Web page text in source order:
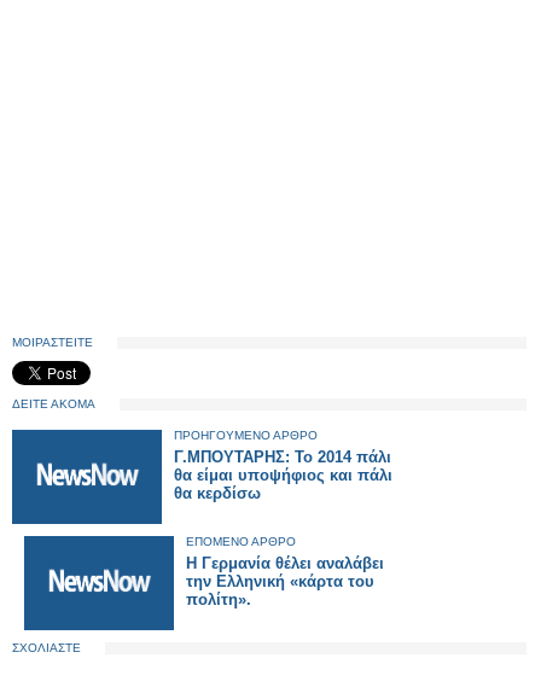
ΜΟΙΡΑΣΤΕΙΤΕ
ΔΕΙΤΕ ΑΚΟΜΑ
ΠΡΟΗΓΟΥΜΕΝΟ ΑΡΘΡΟ
Γ.ΜΠΟΥΤΑΡΗΣ: Το 2014 πάλι
θα είμαι υποψήφιος και πάλι
θα κερδίσω
ΕΠΟΜΕΝΟ ΑΡΘΡΟ
Η Γερμανία θέλει αναλάβει
την Ελληνική «κάρτα του
πολίτη».
ΣΧΟΛΙΑΣΤΕ